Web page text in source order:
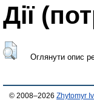
Дії
Оглянути опис
© 2008–2026 Zhytomyr